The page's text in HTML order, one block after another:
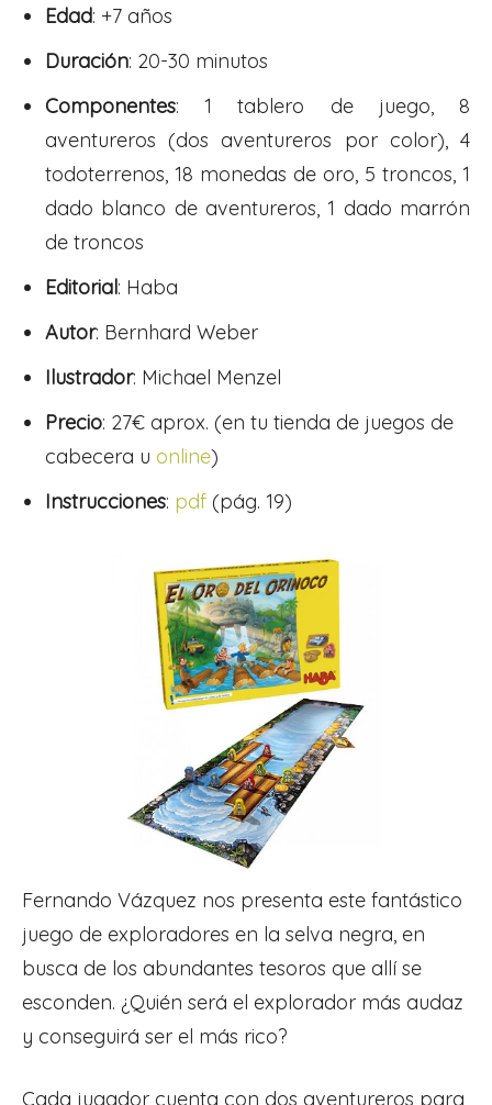
Edad: +7 años
Duración: 20-30 minutos
Componentes: 1 tablero de juego, 8
aventureros (dos aventureros por color), 4
todoterrenos, 18 monedas de oro, 5 troncos, 1
dado blanco de aventureros, 1 dado marrón
de troncos
Editorial: Haba
Autor: Bernhard Weber
Ilustrador: Michael Menzel
Precio: 27€ aprox. (en tu tienda de juegos de
cabecera u online)
Instrucciones: pdf (pág. 19)
Fernando Vázquez nos presenta este fantástico
juego de exploradores en la selva negra, en
busca de los abundantes tesoros que allí se
esconden. ¿Quién será el explorador más audaz
y conseguirá ser el más rico?
Cada jugador cuenta con dos aventureros para